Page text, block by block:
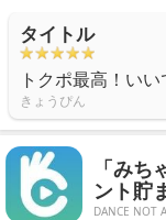
タイトル
トクポ最高！いい
きょうぴん
「み
ント貯
DANCE NOT